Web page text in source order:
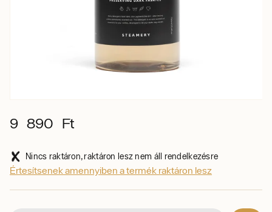
9 890 Ft
Nincs raktáron, raktáron lesz nem áll rendelkezésre
Értesítsenek amennyiben a termék raktáron lesz